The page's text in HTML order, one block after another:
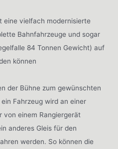
eine vielfach modernisierte
Bahnfahrzeuge und sogar
84 Tonnen Gewicht) auf
können
der Bühne zum gewünschten
Fahrzeug wird an einer
von einem Rangiergerät
anderes Gleis für den
werden. So können die